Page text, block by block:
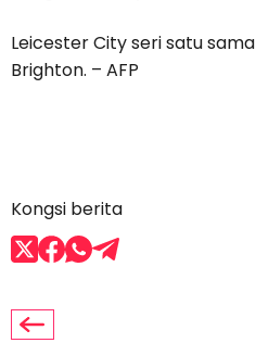
Leicester City seri satu
Brighton. – AFP
Kongsi berita